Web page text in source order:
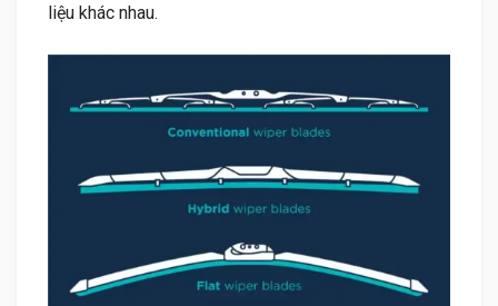
liệu khác nhau.